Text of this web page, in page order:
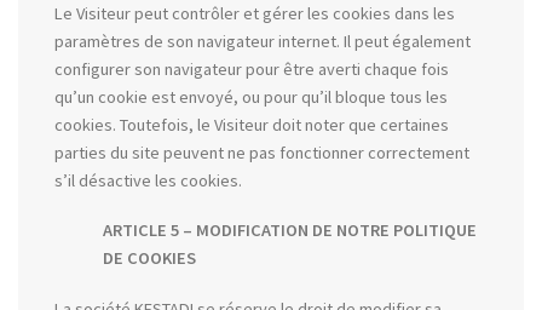
Le Visiteur peut contrôler et gérer les cookies dans les
paramètres de son navigateur internet. Il peut également
configurer son navigateur pour être averti chaque fois
qu’un cookie est envoyé, ou pour qu’il bloque tous les
cookies. Toutefois, le Visiteur doit noter que certaines
parties du site peuvent ne pas fonctionner correctement
s’il désactive les cookies.
ARTICLE 5 – MODIFICATION DE NOTRE POLITIQUE
DE COOKIES